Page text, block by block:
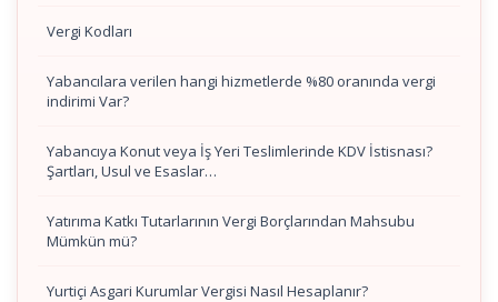
Vergi Kodları
Yabancılara verilen hangi hizmetlerde %80 oranında vergi
indirimi Var?
Yabancıya Konut veya İş Yeri Teslimlerinde KDV İstisnası?
Şartları, Usul ve Esaslar…
Yatırıma Katkı Tutarlarının Vergi Borçlarından Mahsubu
Mümkün mü?
Yurtiçi Asgari Kurumlar Vergisi Nasıl Hesaplanır?